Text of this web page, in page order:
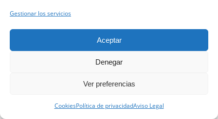
Gestionar los servicios
Aceptar
Denegar
Ver preferencias
CookiesPolítica de privacidadAviso Legal